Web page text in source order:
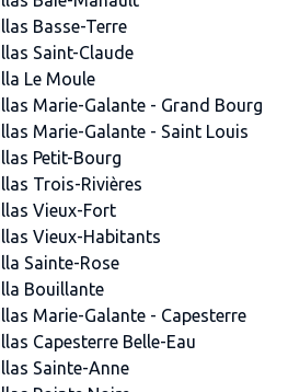
Basse-Terre
Saint-Claude
Le Moule
Marie-Galante - Grand Bourg
Marie-Galante - Saint Louis
Petit-Bourg
Trois-Rivières
Vieux-Fort
Vieux-Habitants
Sainte-Rose
Bouillante
Marie-Galante - Capesterre
Capesterre Belle-Eau
Sainte-Anne